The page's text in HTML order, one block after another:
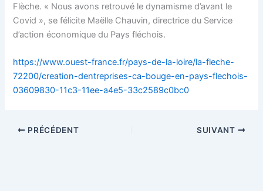
Flèche. « Nous avons retrouvé le dynamisme d’avant le
Covid », se félicite Maëlle Chauvin, directrice du Service
d’action économique du Pays fléchois.
https://www.ouest-france.fr/pays-de-la-loire/la-fleche-
72200/creation-dentreprises-ca-bouge-en-pays-flechois-
03609830-11c3-11ee-a4e5-33c2589c0bc0
PRÉCÉDENT SUIVANT